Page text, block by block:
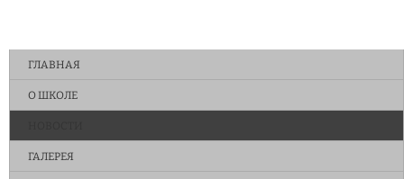
ГЛАВНАЯ
О ШКОЛЕ
ГАЛЕРЕЯ